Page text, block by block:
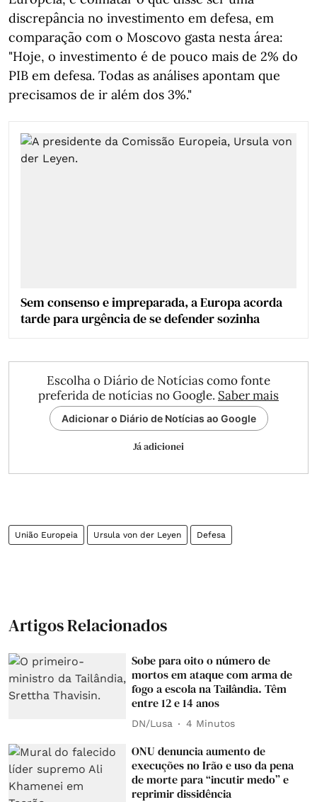
discrepância no investimento em defesa, em
comparação com o Moscovo gasta nesta área:
"Hoje, o investimento é de pouco mais de 2% do
PIB em defesa. Todas as análises apontam que
precisamos de ir além dos 3%."
Sem consenso e impreparada, a Europa acorda
tarde para urgência de se defender sozinha
Escolha o Diário de Notícias como fonte
preferida de notícias no Google. Saber mais
Adicionar o Diário de Notícias ao Google
Já adicionei
União Europeia Ursula von der Leyen Defesa
Artigos Relacionados
Sobe para oito o número de
mortos em ataque com arma de
fogo a escola na Tailândia. Têm
entre 12 e 14 anos
DN/Lusa 4 Minutos
ONU denuncia aumento de
execuções no Irão e uso da pena
de morte para “incutir medo” e
reprimir dissidência